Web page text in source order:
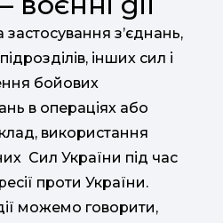
з’єднань,
інших сил і
бойових
в операціях або
використання
Сил України під час
проти України.
можемо говорити,